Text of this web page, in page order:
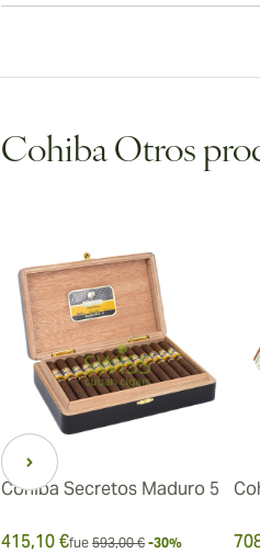
Cohiba Otros
Cohiba Secretos Maduro 5
415,10 €fue 593,00 € -30%